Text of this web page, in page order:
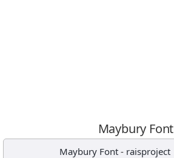
Maybury Font
Maybury Font- raisproject